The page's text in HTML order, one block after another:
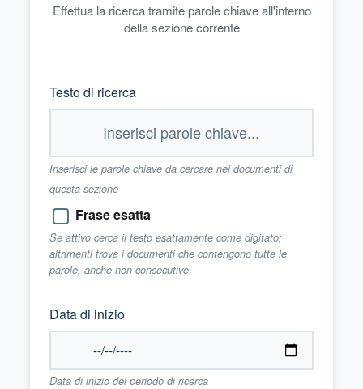
Effettua la ricerca tramite parole chiave all'interno
della sezione corrente
Testo di ricerca
Inserisci le parole chiave da cercare nei documenti di
questa sezione
Frase esatta
Se attivo cerca il testo esattamente come digitato;
altrimenti trova i documenti che contengono tutte le
parole, anche non consecutive
Data di inizio
Data di inizio del periodo di ricerca